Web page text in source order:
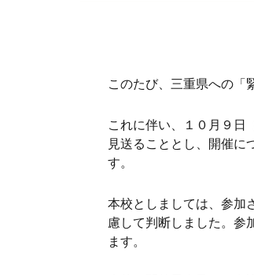
このたび、三重県への「
これに伴い、１０月９日
見送ることとし、開催に
す。
本校としましては、参加
慮して判断しました。参
ます。